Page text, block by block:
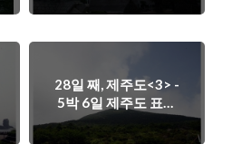
28일 째, 제주도<3> -
5박 6일 제주도 표류